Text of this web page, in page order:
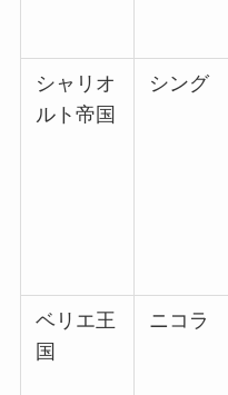
シャリオ
ルト帝国
シング
ベリエ王
国
ニコラ